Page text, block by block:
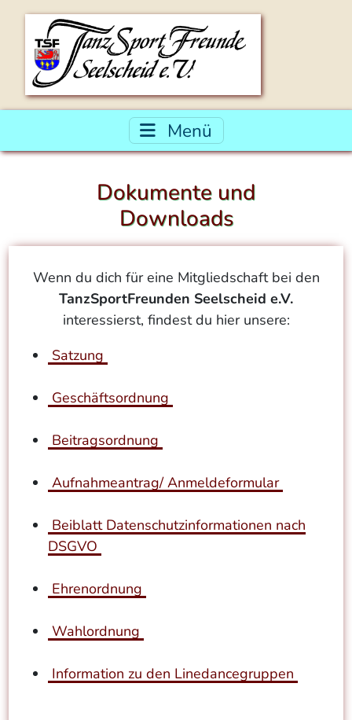
Menü
Dokumente und
Downloads
Wenn du dich für eine Mitgliedschaft bei den
TanzSportFreunden Seelscheid e.V.
interessierst, findest du hier unsere:
Satzung
Geschäftsordnung
Beitragsordnung
Aufnahmeantrag/ Anmeldeformular
Beiblatt Datenschutzinformationen nach
DSGVO
Ehrenordnung
Wahlordnung
Information zu den Linedancegruppen